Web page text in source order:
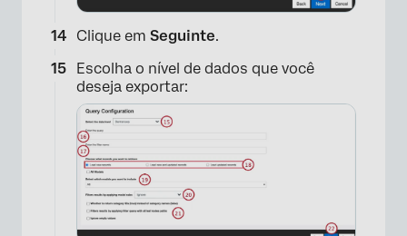
Clique em Seguinte.
Escolha o nível de dados que você
deseja exportar: